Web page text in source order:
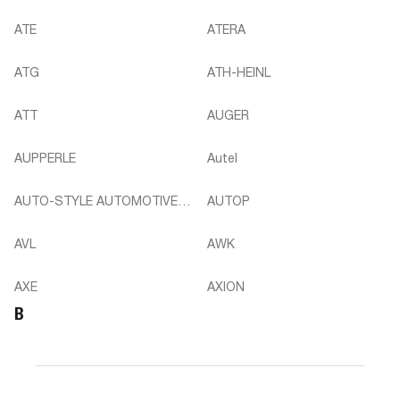
ATE ATERA
ATG ATH-HEINL
ATT AUGER
AUPPERLE Autel
AUTO-STYLE AUTOMOTIVE
AUTOP
AVL AWK
AXE AXION
B